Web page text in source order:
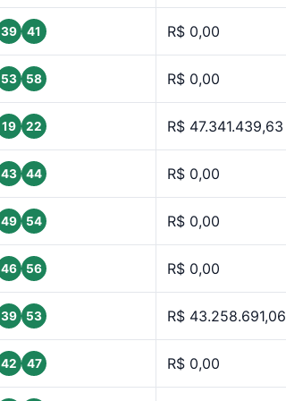
39 41 R$ 0,00
53 58 R$ 0,00
19 22 R$ 47.341.439,63
43 44 R$ 0,00
49 54 R$ 0,00
46 56 R$ 0,00
39 53 R$ 43.258.691,06
42 47 R$ 0,00